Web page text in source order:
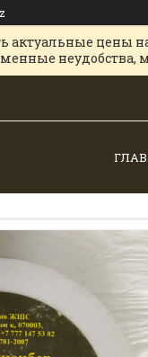
актуальные цены
неудобства,